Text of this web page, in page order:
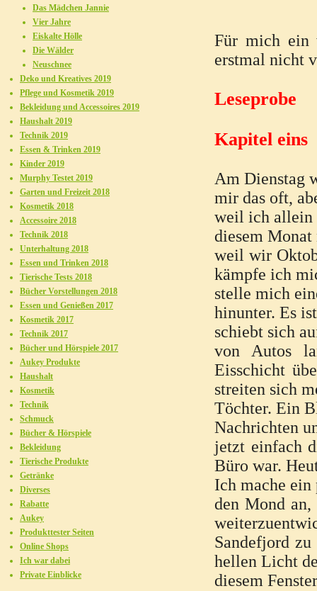
Für mich ein
erstmal nicht
Leseprobe
Kapitel eins
Am Dienstag
mir das oft,
weil ich allein
diesem
weil wir
kämpfe ich
stelle mich
hinunter. Es
schiebt sich
von Autos
Eisschicht
streiten sich
Töchter. Ein
Nachrichten
jetzt einfach
Büro war.
Ich mache ein
den Mond
Sandefjord
hellen Licht
diesem
Das Mädchen Jannie
Vier Jahre
Eiskalte Hölle
Die Wälder
Neuschnee
Deko und Kreatives 2019
Pflege und Kosmetik 2019
Bekleidung und Accessoires 2019
Haushalt 2019
Technik 2019
Essen & Trinken 2019
Kinder 2019
Murphy Testet 2019
Garten und Freizeit 2018
Kosmetik 2018
Accessoire 2018
Technik 2018
Unterhaltung 2018
Essen und Trinken 2018
Tierische Tests 2018
Bücher Vorstellungen 2018
Essen und Genießen 2017
Kosmetik 2017
Technik 2017
Bücher und Hörspiele 2017
Aukey Produkte
Haushalt
Kosmetik
Technik
Schmuck
Bücher & Hörspiele
Bekleidung
Tierische Produkte
Getränke
Diverses
Rabatte
Aukey
Produkttester Seiten
Online Shops
Ich war dabei
Private Einblicke